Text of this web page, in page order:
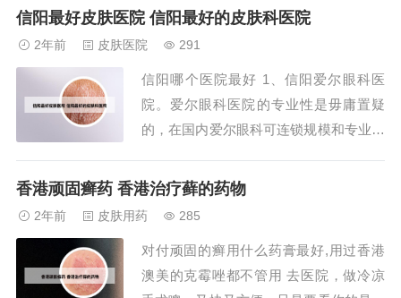
别是肘、膝关节伸侧，也可广泛对称分布
白色鳞屑。后期为红色斑块，上覆盖厚层
银白色...
信阳最好皮肤医院 信阳最好的皮肤科医院
2年前 皮肤医院 291
信阳哪个医院最好 1、信阳爱尔眼科医
院。爱尔眼科医院的专业性是毋庸置疑
的，在国内爱尔眼科可连锁规模和专业性
错！【在线预约眼科专家号源】爱尔眼科
万人。2、信阳市中心医院比较好。医院
设31个临...
香港顽固癣药 香港治疗藓的药物
2年前 皮肤用药 285
对付顽固的癣用什么药膏最好,用过香港
澳美的克霉唑都不管用 去医院，做冷凉